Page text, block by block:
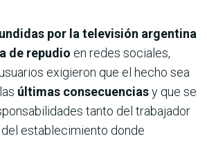
por la televisión argentina
de repudio en redes sociales,
exigieron que el hecho sea
últimas consecuenciasy que se
tanto del trabajador
establecimiento donde